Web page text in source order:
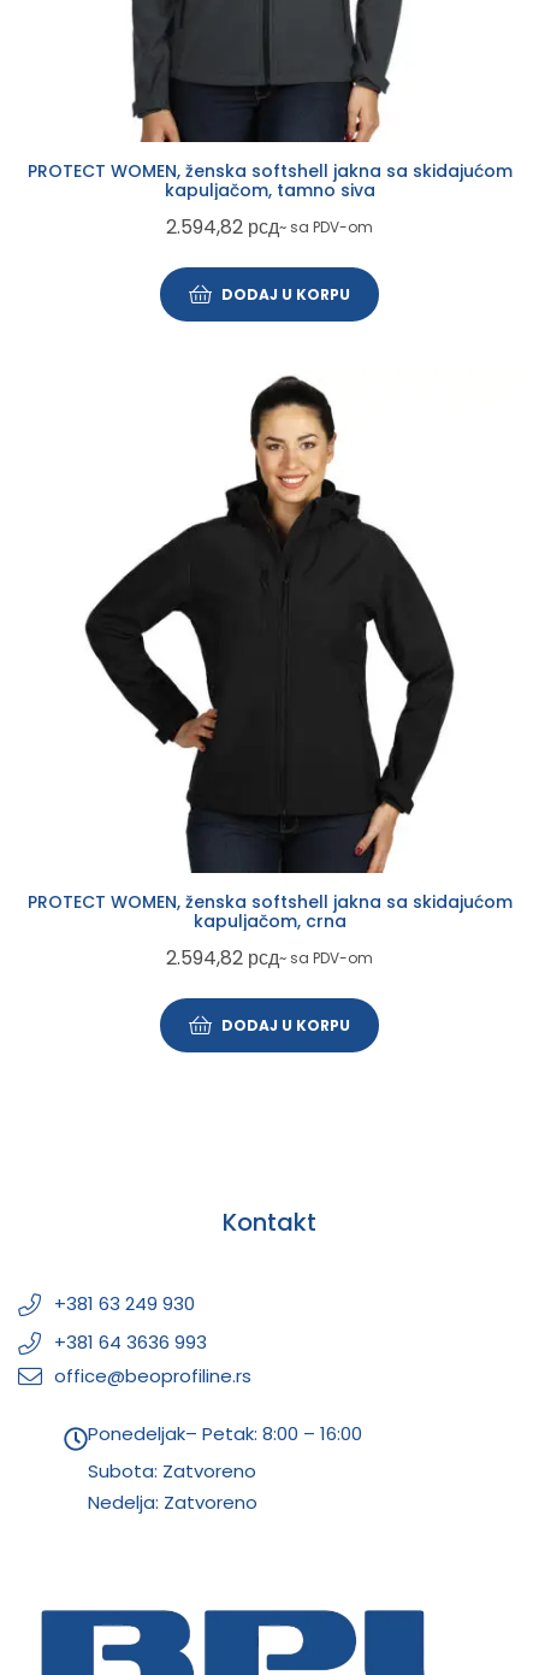
PROTECT WOMEN, ženska softshell jakna sa skidajućom
kapuljačom, tamno siva
2.594,82 рсд~ sa PDV-om
DODAJ U KORPU
PROTECT WOMEN, ženska softshell jakna sa skidajućom
kapuljačom, crna
2.594,82 рсд~ sa PDV-om
DODAJ U KORPU
Kontakt
+381 63 249 930
+381 64 3636 993
office@beoprofiline.rs
Ponedeljak– Petak: 8:00 – 16:00
Subota: Zatvoreno
Nedelja: Zatvoreno